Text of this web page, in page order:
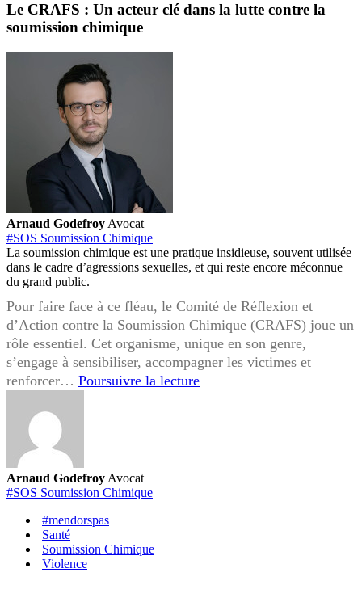
chimique
Le CRAFS : Un acteur clé dans la lutte contre la
soumission chimique
Arnaud Godefroy Avocat
#SOS Soumission Chimique
La soumission chimique est une pratique insidieuse, souvent utilisée
dans le cadre d’agressions sexuelles, et qui reste encore méconnue
du grand public.
Pour faire face à ce fléau, le Comité de Réflexion et
d’Action contre la Soumission Chimique (CRAFS) joue un
rôle essentiel. Cet organisme, unique en son genre,
s’engage à sensibiliser, accompagner les victimes et
renforcer… Poursuivre la lectureLe
Arnaud Godefroy Avocat
#SOS Soumission Chimique
#mendorspas
Santé
Soumission Chimique
Violence